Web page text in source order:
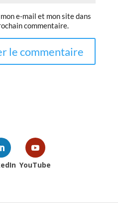
e-mail et mon site dans
commentaire.
YouTube